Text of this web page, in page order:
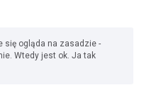
się ogląda na zasadzie -
Wtedy jest ok. Ja tak